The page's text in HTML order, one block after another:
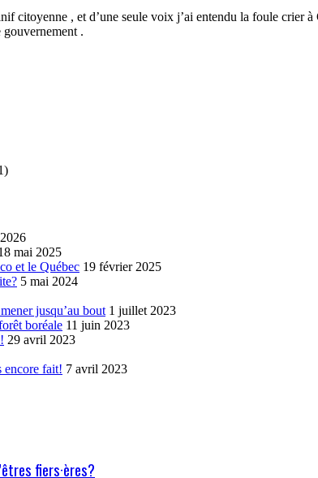
citoyenne , et d’une seule voix j’ai entendu la foule
.
mai 2025
et le Québec 19 février 2025
5 mai 2024
jusqu’au bout 1 juillet 2023
boréale 11 juin 2023
29 avril 2023
encore fait! 7 avril 2023
fiers·ères?